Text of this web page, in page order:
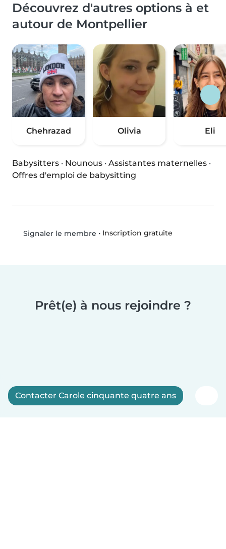
Découvrez d'autres options à et
autour de Montpellier
Chehrazad Olivia Eli
Babysitters · Nounous · Assistantes maternelles ·
Offres d'emploi de babysitting
Signaler le membre • Inscription gratuite
Prêt(e) à nous rejoindre ?
Contacter Carole cinquante quatre ans